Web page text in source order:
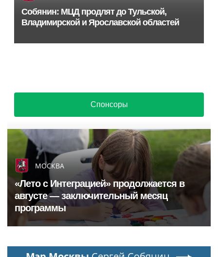
Собянин: МЦД продлят до Тульской,
Владимирской и Ярославской областей
Спонсоры
МОСКВА
«Лето с Интеграцией» продолжается в
августе — заключительный месяц
программы